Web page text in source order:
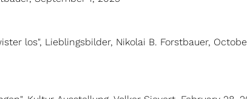
los", Lieblingsbilder, Nikolai B. Forstbauer,